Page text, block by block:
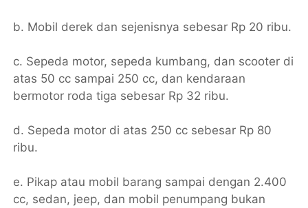
b. Mobil derek dan sejenisnya sebesar Rp 20 ribu.
c. Sepeda motor, sepeda kumbang, dan scooter di
atas 50 cc sampai 250 cc, dan kendaraan
bermotor roda tiga sebesar Rp 32 ribu.
d. Sepeda motor di atas 250 cc sebesar Rp 80
ribu.
e. Pikap atau mobil barang sampai dengan 2.400
cc, sedan, jeep, dan mobil penumpang bukan